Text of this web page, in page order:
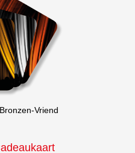
Vriend